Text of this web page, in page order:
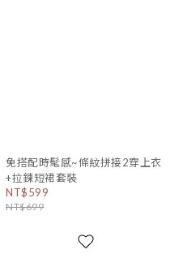
免搭配時髦感~條紋拼接2穿上衣
+拉鍊短裙套裝
NT$599
NT$699